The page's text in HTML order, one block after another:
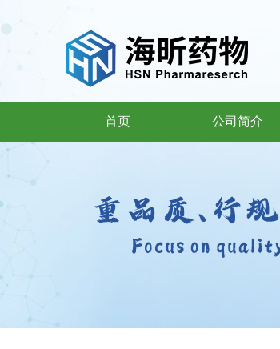
首页
首页
公司简介
公司简介